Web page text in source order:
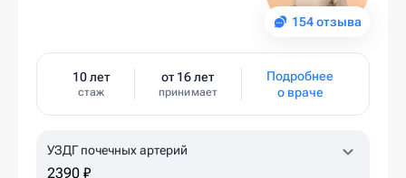
154 отзыва
10 лет
стаж
от 16 лет
принимает
Подробнее
о враче
УЗДГ почечных артерий
2390 ₽